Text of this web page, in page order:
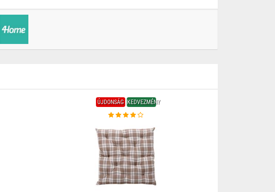
ÚJDONSÁG KEDVEZMÉNY